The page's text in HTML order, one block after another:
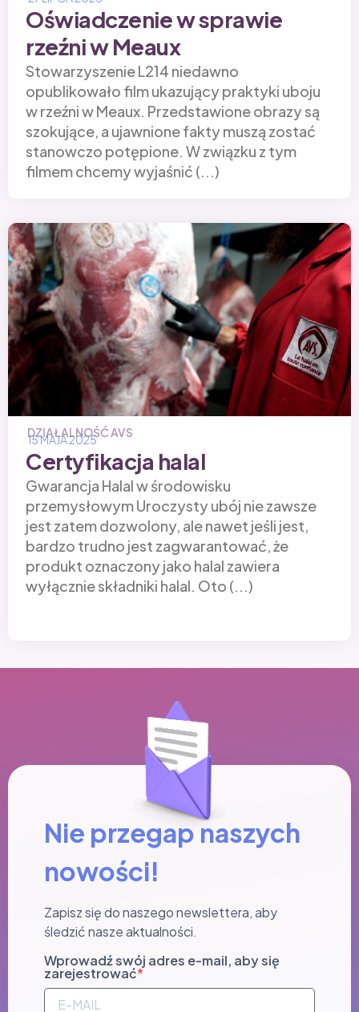
Oświadczenie w sprawie
rzeźni w Meaux
Stowarzyszenie L214 niedawno
opublikowało film ukazujący praktyki uboju
w rzeźni w Meaux. Przedstawione obrazy są
szokujące, a ujawnione fakty muszą zostać
stanowczo potępione. W związku z tym
filmem chcemy wyjaśnić (...)
DZIAŁALNOŚĆ AVS
15 MAJA 2025
Certyfikacja halal
Gwarancja Halal w środowisku
przemysłowym Uroczysty ubój nie zawsze
jest zatem dozwolony, ale nawet jeśli jest,
bardzo trudno jest zagwarantować, że
produkt oznaczony jako halal zawiera
wyłącznie składniki halal. Oto (...)
Nie przegap naszych
nowości!
Zapisz się do naszego newslettera, aby
śledzić nasze aktualności.
Wprowadź swój adres e-mail, aby się
zarejestrować